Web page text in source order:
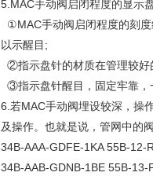
5.MAC手动阀启闭程度的显示
①MAC手动阀启闭程度的刻
以示醒目;
②指示盘针的材质在管理较好
③指示盘针醒目，固定牢靠，
6. 若MAC手动阀埋设较深，操
及操作。也就是说，管网中的
34B-AAA-GDFE-1KA 55B-12-
34B-AAB-GDNB-1BE 55B-13-